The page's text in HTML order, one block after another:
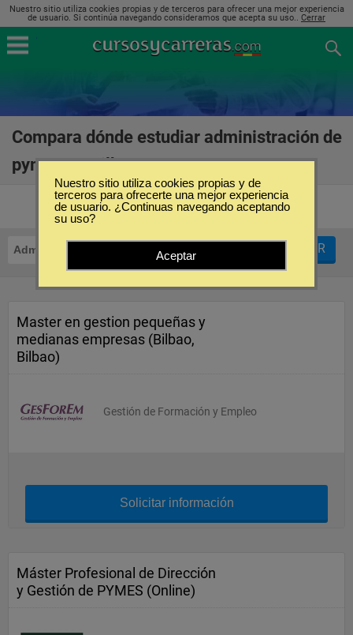
Nuestro sitio utiliza cookies propias y de terceros para ofrecer una mejor experiencia
de usuario. Si continúa navegando consideramos que acepta su uso.. Cerrar
Compara dónde estudiar administración de
pymes en Bilbao
Administración de PyMES FILTRAR
Master en gestion pequeñas y
medianas empresas (Bilbao,
Bilbao)
Gestión de Formación y Empleo
Solicitar información
Máster Profesional de Dirección
y Gestión de PYMES (Online)
Nuestro sitio utiliza cookies propias y de
terceros para ofrecerte una mejor experiencia
de usuario. ¿Continuas navegando aceptando
su uso?
Aceptar